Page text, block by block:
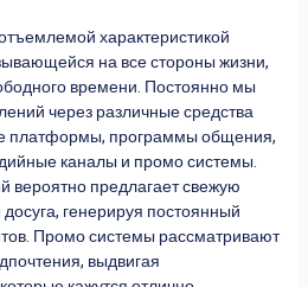
характеристикой
на все стороны жизни,
времени. Постоянно мы
через различные средства
платформы, программы общения,
каналы и промо системы.
вероятно предлагает свежую
генерируя постоянный
Промо системы рассматривают
выдвигая